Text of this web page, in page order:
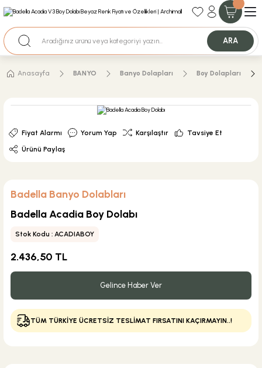
35+ Yıllık Tecrübe
Nakit Ödemeli Özel Fiyatlar için Bizden Teklif Alabilirsiniz.
ARA
Anasayfa BANYO Banyo Dolapları Boy Dolapları
Fiyat Alarmı Yorum Yap Karşılaştır
Tavsiye Et
Ürünü Paylaş
Badella Banyo Dolabları
Badella Acadia Boy Dolabı
Stok Kodu : ACADIABOY
2.436,50 TL
Gelince Haber Ver
TÜM TÜRKİYE ÜCRETSİZ TESLİMAT FIRSATINI KAÇIRMAYIN..!